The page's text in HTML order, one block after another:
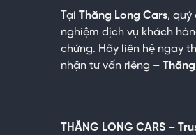
Tại Thăng Long Cars, quý
nghiệm dịch vụ khách
chứng. Hãy liên hệ ngay
nhận tư vấn riêng –
THĂNG LONG CARS –